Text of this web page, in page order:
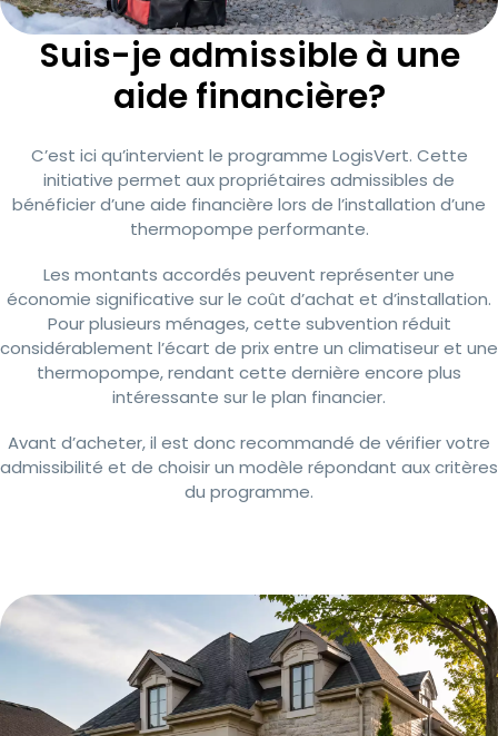
Suis-je admissible à une
aide financière?
C’est ici qu’intervient le programme LogisVert. Cette
initiative permet aux propriétaires admissibles de
bénéficier d’une aide financière lors de l’installation d’une
thermopompe performante.
Les montants accordés peuvent représenter une
économie significative sur le coût d’achat et d’installation.
Pour plusieurs ménages, cette subvention réduit
considérablement l’écart de prix entre un climatiseur et une
thermopompe, rendant cette dernière encore plus
intéressante sur le plan financier.
Avant d’acheter, il est donc recommandé de vérifier votre
admissibilité et de choisir un modèle répondant aux critères
du programme.